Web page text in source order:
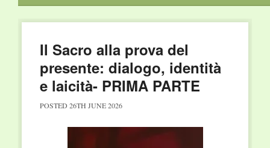
Il Sacro alla prova del
presente: dialogo, identità
e laicità- PRIMA PARTE
POSTED 26TH JUNE 2026